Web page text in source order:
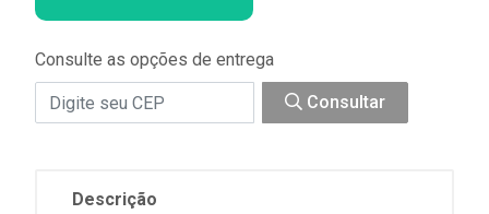
Consulte as opções de entrega
Consultar
Descrição